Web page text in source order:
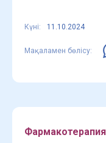
Күні: 11.10.2024
Мақаламен бөлісу: